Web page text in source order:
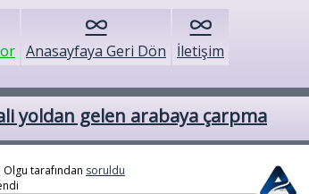
Anasayfaya Geri Dön İletişim
yoldan gelen arabaya çarpma
Olgu tarafından soruldu